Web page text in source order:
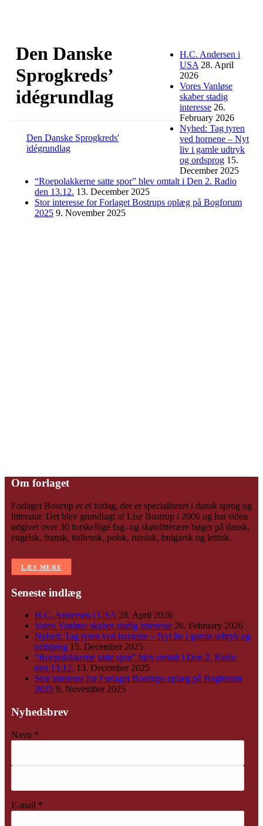
Den Danske
Sprogkreds’
idégrundlag
Den Danske Sprogkreds'
idégrundlag
H.C. Andersen i
USA 28. April
2026
Vores Vanløse
skaber stadig
interesse 26.
February 2026
Nyhed: Tag tyren
ved hornene – Nyt
liv i gamle udtryk
og ordsprog 15.
December 2025
“Roepolakkerne satte spor” blev omtalt i Den 2. Radio
den 13.12. 13. December 2025
Stor interesse for Forlaget Bostrups oplæg på Bogforum
2025 9. November 2025
Om forlaget
Forlaget Bostrup er et forlag, der er specialiseret i dansk sprog og
litteratur. Det blev grundlagt af Lise Bostrup i 2006 og har siden
udgivet over 30 forskellige fag- og skønlitterære bøger på dansk,
engelsk, fransk, italiensk, polsk, russisk, bulgarsk og lettisk.
LÆS MERE
Seneste indlæg
H.C. Andersen i USA 28. April 2026
Vores Vanløse skaber stadig interesse 26. February 2026
Nyhed: Tag tyren ved hornene – Nyt liv i gamle udtryk og
ordsprog 15. December 2025
“Roepolakkerne satte spor” blev omtalt i Den 2. Radio
den 13.12. 13. December 2025
Stor interesse for Forlaget Bostrups oplæg på Bogforum
2025 9. November 2025
Nyhedsbrev
Navn *
E-mail *